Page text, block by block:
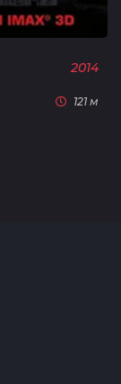
2014
121 м